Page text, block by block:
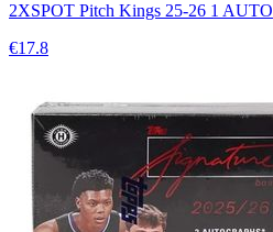
2XSPOT Pitch Kings 25-26 1 AUTO
€17.8